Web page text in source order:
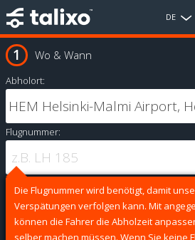
DE
Wo & Wann
Abholort:
Flugnummer:
Die Flugnummer wird benötigt, damit
Verspätungen verfolgen kann. Mit
können die Fahrer die Abholzeit